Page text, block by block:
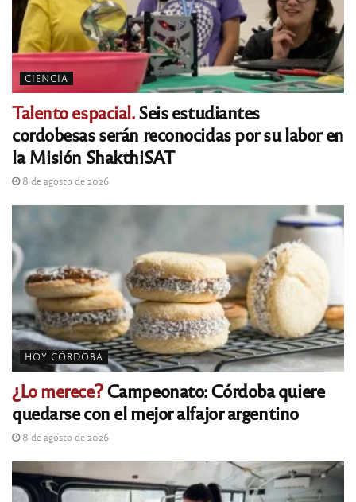
CIENCIA
Talento espacial.Seis estudiantes
cordobesas serán reconocidas por su labor en
la Misión ShakthiSAT
8 de agosto de 2026
HOY CÓRDOBA
¿Lo merece?Campeonato: Córdoba quiere
quedarse con el mejor alfajor argentino
8 de agosto de 2026